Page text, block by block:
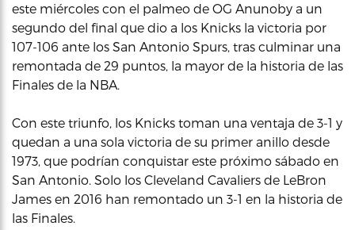
este miércoles con el palmeo de OG Anunoby a un
segundo del final que dio a los Knicks la victoria por
107-106 ante los San Antonio Spurs, tras culminar una
remontada de 29 puntos, la mayor de la historia de las
Finales de la NBA.
Con este triunfo, los Knicks toman una ventaja de 3-1 y
quedan a una sola victoria de su primer anillo desde
1973, que podrían conquistar este próximo sábado en
San Antonio. Solo los Cleveland Cavaliers de LeBron
James en 2016 han remontado un 3-1 en la historia de
las Finales.